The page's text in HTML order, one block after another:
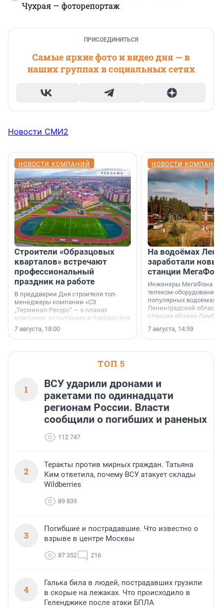
Чухрая — фоторепортаж
ПРИСОЕДИНИТЬСЯ
Самые яркие фото и видео дня — в
наших группах в социальных сетях
Новости СМИ2
НОВОСТИ КОМПАНИЙ
Строители «Образцовых
кварталов» встречают
профессиональный
праздник на работе
В преддверии Дня строителя топ-
менеджеры компании «СЗ
„Терминал-Ресурс“ — о планах
компании, испытаниях и поводах для
осторожного оптимизма.
7 августа, 18:00
НОВОСТИ
На водоёмах
заработали
станции
Инженеры МегаФона
телеком-оборудование
популярных водоёмах
Ленинградской
станции вблизи
недалеко от Большого
водопада.
7 августа, 14:59
ТОП 5
1
ВСУ ударили дронами и
ракетами по одиннадцати
регионам России. Власти
сообщили о погибших и раненых
112 747
2
Теракты против мирных граждан. Татьяна
Ким ответила, почему ВСУ атакует склады
Wildberries
89 839
3
Погибшие и пострадавшие. Что известно о
взрыве в центре Москвы
87 352 216
4
Галька била в людей, пострадавших грузили
в скорые на лежаках. Что происходило в
Геленджике после атаки БПЛА